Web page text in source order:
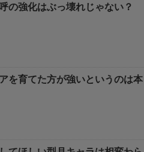
の強化はぶっ壊れじゃない？
を育てた方が強いというのは本